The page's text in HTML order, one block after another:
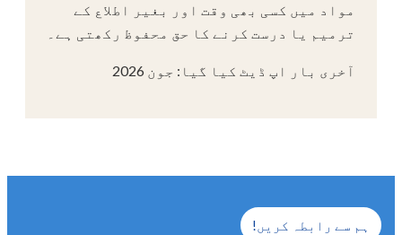
مواد میں کسی بھی وقت اور بغیر اطلاع کے
ترمیم یا درست کرنے کا حق محفوظ رکھتی ہے۔
آخری بار اپ ڈیٹ کیا گیا: جون 2026
ہم سے رابطہ کریں!